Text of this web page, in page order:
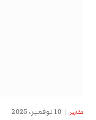
تقارير 10 نوفمبر، 2025